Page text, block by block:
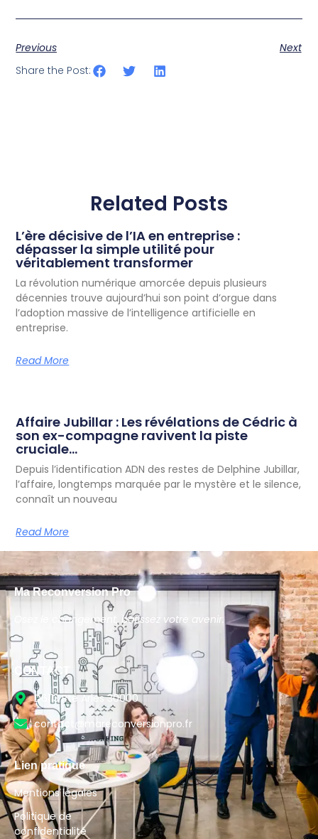
Previous
Next
Share the Post:
Related Posts
L’ère décisive de l’IA en entreprise :
dépasser la simple utilité pour
véritablement transformer
La révolution numérique amorcée depuis plusieurs
décennies trouve aujourd’hui son point d’orgue dans
l’adoption massive de l’intelligence artificielle en
entreprise.
Read More
Affaire Jubillar : Les révélations de Cédric à
son ex-compagne ravivent la piste
cruciale…
Depuis l’identification ADN des restes de Delphine Jubillar,
l’affaire, longtemps marquée par le mystère et le silence,
connaît un nouveau
Read More
Ma Reconversion Pro
Osez le changement, bâtissez votre avenir.
CONTACT
D6113 Rte Arles 30000
contact@mareconversionpro.fr
Lien pratique
Mentions légales
Politique de
confidentialité